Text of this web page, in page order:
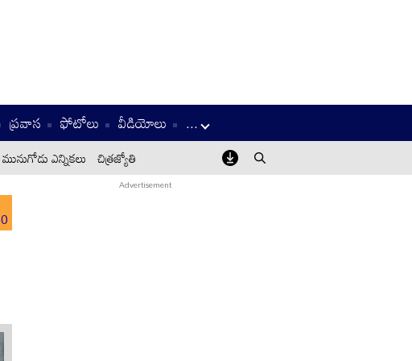
ప్రవాస ఫోటోలు వీడియోలు ...
మునుగోడు ఎన్నికలు చిత్రజ్యోతి